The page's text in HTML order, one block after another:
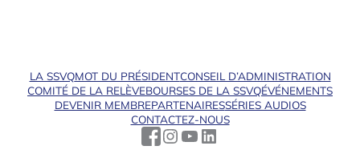
LA SSVQMOT DU PRÉSIDENTCONSEIL D’ADMINISTRATION
COMITÉ DE LA RELÈVEBOURSES DE LA SSVQÉVÉNEMENTS
DEVENIR MEMBREPARTENAIRESSÉRIES AUDIOS
CONTACTEZ-NOUS